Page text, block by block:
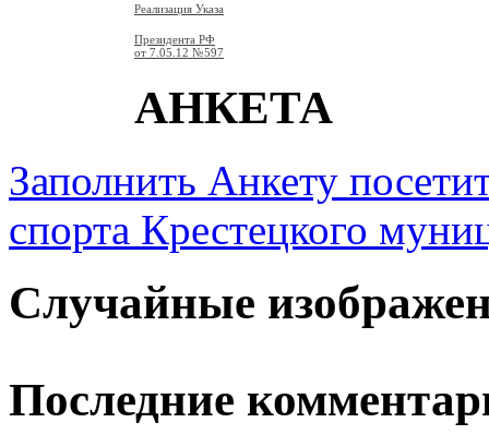
Реализация Указа
Президента РФ
от 7.05.12 №597
АНКЕТА
Заполнить Анкету
спорта Крестецкого
Случайные
Последние